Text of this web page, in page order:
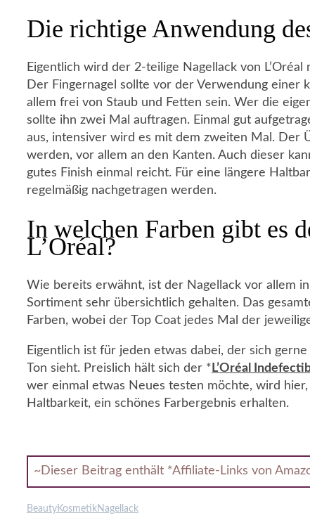
Die richtige Anwendung
Eigentlich wird der 2-teilige Nagellack von
Der Fingernagel sollte vor der Verwendung
allem frei von Staub und Fetten sein. Wer die
sollte ihn zwei Mal auftragen. Einmal gut
aus, intensiver wird es mit dem zweiten Mal. Der
werden, vor allem an den Kanten. Auch dieser
gutes Finish einmal reicht. Für eine längere
regelmäßig nachgetragen werden.
In welchen Farben gibt es
L’Oréal?
Wie bereits erwähnt, ist der Nagellack vor allem
Sortiment sehr übersichtlich gehalten. Das
Farben, wobei der Top Coat jedes Mal der
Eigentlich ist für jeden etwas dabei, der sich
Ton sieht. Preislich hält sich der * L’Oréal
wer einmal etwas Neues testen möchte, wird
Haltbarkeit, ein schönes Farbergebnis erhalten.
~Dieser Beitrag enthält *Affiliate-Links von
BeautyKosmetikNagellack